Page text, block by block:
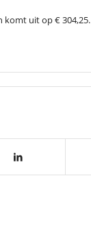
komt uit op € 304,25.